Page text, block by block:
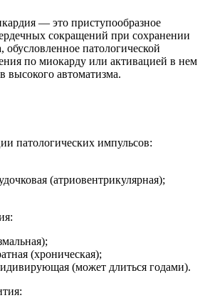
— это приступообразное
сокращений при сохранении
патологической
по миокарду или активацией в нем
высокого автоматизма.
патологических импульсов:
(атриовентрикулярная);
(хроническая);
(может длиться годами).